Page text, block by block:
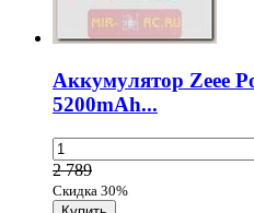
Аккумулятор Zeee
5200mAh...
2 789
Скидка 30%